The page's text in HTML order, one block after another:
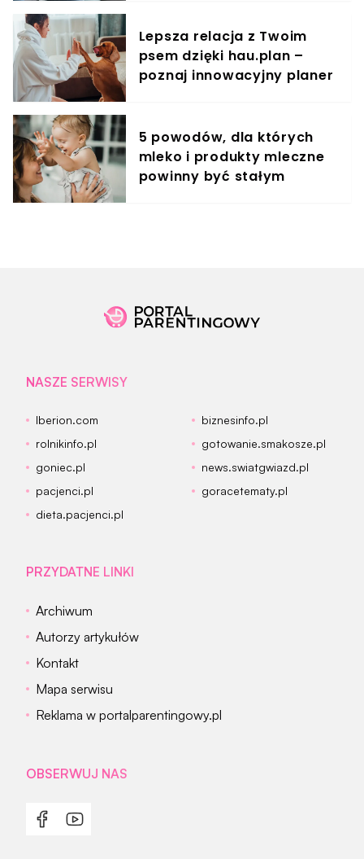
Lepsza relacja z Twoim
psem dzięki hau.plan –
poznaj innowacyjny planer
5 powodów, dla których
mleko i produkty mleczne
powinny być stałym
NASZE SERWISY
Iberion.com
biznesinfo.pl
rolnikinfo.pl
gotowanie.smakosze.pl
goniec.pl
news.swiatgwiazd.pl
pacjenci.pl
goracetematy.pl
dieta.pacjenci.pl
PRZYDATNE LINKI
Archiwum
Autorzy artykułów
Kontakt
Mapa serwisu
Reklama w portalparentingowy.pl
OBSERWUJ NAS